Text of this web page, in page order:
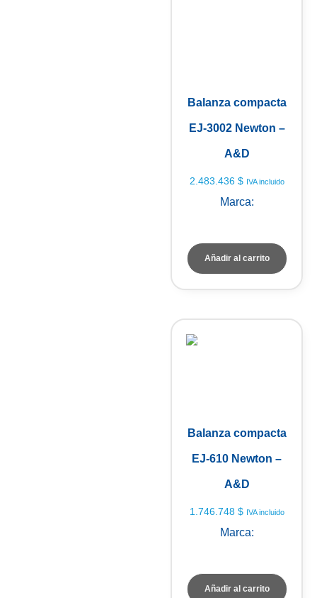
Balanza compacta
EJ-3002 Newton –
A&D
2.483.436 $ IVA incluido
Marca:
Añadir al carrito
Balanza compacta
EJ-610 Newton –
A&D
1.746.748 $ IVA incluido
Marca:
Añadir al carrito